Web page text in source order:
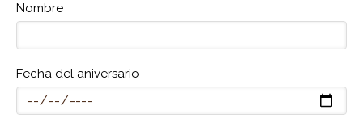
Nombre
Fecha del aniversario